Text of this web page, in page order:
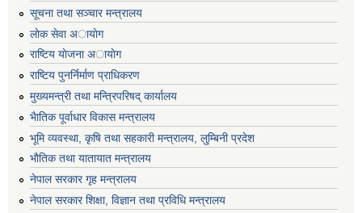
सूचना तथा सञ्चार मन्त्रालय
लाेक सेवा अायाेग
राष्टिय याेजना अायाेग
राष्टिय पुनर्निर्माण प्राधिकरण
मुख्यमन्त्री तथा मन्त्रिपरिषद् कार्यालय
भैातिक पूर्वाधार विकास मन्त्रालय
भूमि व्यवस्था, कृषि तथा सहकारी मन्त्रालय, लु्म्बिनी प्रदेश
भाैतिक तथा यातायात मन्त्रालय
नेपाल सरकार गृह मन्त्रालय
नेपाल सरकार शिक्षा, विज्ञान तथा प्रविधि मन्त्रालय